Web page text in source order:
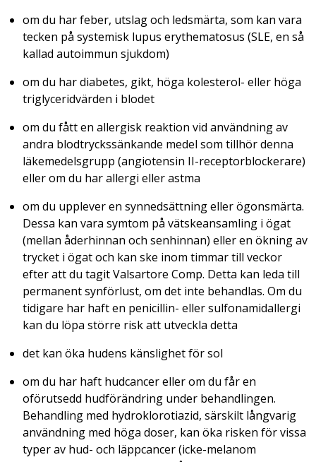
om du har feber, utslag och ledsmärta, som kan vara
tecken på systemisk lupus erythematosus (SLE, en så
kallad autoimmun sjukdom)
om du har diabetes, gikt, höga kolesterol- eller höga
triglyceridvärden i blodet
om du fått en allergisk reaktion vid användning av
andra blodtryckssänkande medel som tillhör denna
läkemedelsgrupp (angiotensin II-receptorblockerare)
eller om du har allergi eller astma
om du upplever en synnedsättning eller ögonsmärta.
Dessa kan vara symtom på vätskeansamling i ögat
(mellan åderhinnan och senhinnan) eller en ökning av
trycket i ögat och kan ske inom timmar till veckor
efter att du tagit Valsartore Comp. Detta kan leda till
permanent synförlust, om det inte behandlas. Om du
tidigare har haft en penicillin- eller sulfonamidallergi
kan du löpa större risk att utveckla detta
det kan öka hudens känslighet för sol
om du har haft hudcancer eller om du får en
oförutsedd hudförändring under behandlingen.
Behandling med hydroklorotiazid, särskilt långvarig
användning med höga doser, kan öka risken för vissa
typer av hud- och läppcancer (icke-melanom